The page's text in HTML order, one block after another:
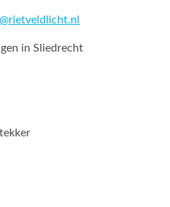
in Sliedrecht